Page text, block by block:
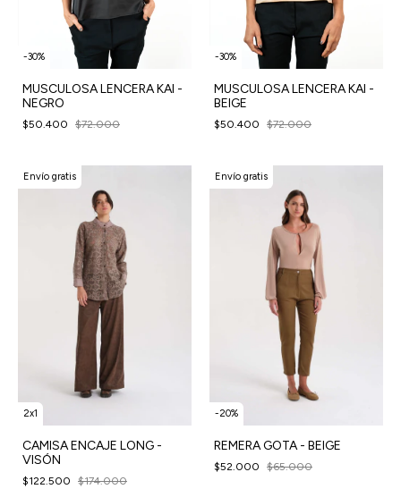
-30%
MUSCULOSA LENCERA KAI -
NEGRO
$50.400 $72.000
-30%
MUSCULOSA LENCERA KAI -
BEIGE
$50.400 $72.000
2x1
Envío gratis
CAMISA ENCAJE LONG -
VISÓN
$122.500 $174.000
-20%
Envío gratis
REMERA GOTA - BEIGE
$52.000 $65.000